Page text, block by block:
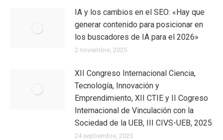
IA y los cambios en el SEO: «Hay que
generar contenido para posicionar en
los buscadores de IA para el 2026»
2 noviembre, 2025
XII Congreso Internacional Ciencia,
Tecnología, Innovación y
Emprendimiento, XII CTIE y II Cogreso
Internacional de Vinculación con la
Sociedad de la UEB, III CIVS-UEB, 2025
24 septiembre, 2025